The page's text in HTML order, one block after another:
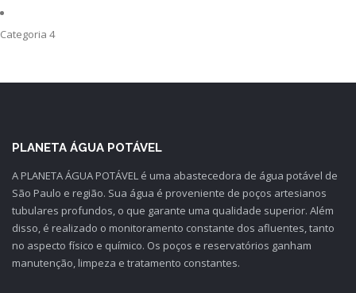
Categoria 4
PLANETA ÁGUA POTÁVEL
A PLANETA ÁGUA POTÁVEL é uma abastecedora de água potável de
São Paulo e região. Sua água é proveniente de poços artesianos
tubulares profundos, o que garante uma qualidade superior. Além
disso, é realizado o monitoramento constante dos afluentes, tanto
no aspecto físico e químico. Os poços e reservatórios ganham
manutenção, limpeza e tratamento constantes.